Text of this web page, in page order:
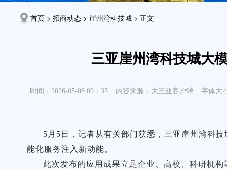
首页 > 招商动态 > 崖州湾科技城 > 正文
三亚崖州湾科技城大
时间：2026-05-08 09：35 内容来源：大三亚客户端 字体大
5月5日，记者从有关部门获悉，三亚崖州湾科
能化服务注入新动能。
此次发布的应用成果立足企业、高校、科研机